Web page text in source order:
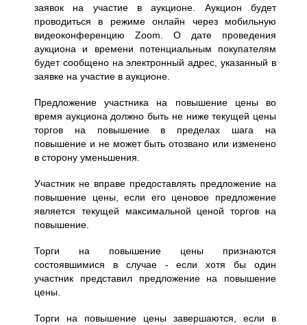
заявок на участие в аукционе. Аукцион будет
проводиться в режиме онлайн через мобильную
видеоконференцию Zoom. О дате проведения
аукциона и времени потенциальным покупателям
будет сообщено на электронный адрес, указанный в
заявке на участие в аукционе.
Предложение участника на повышение цены во
время аукциона должно быть не ниже текущей цены
торгов на повышение в пределах шага на
повышение и не может быть отозвано или изменено
в сторону уменьшения.
Участник не вправе предоставлять предложение на
повышение цены, если его ценовое предложение
является текущей максимальной ценой торгов на
повышение.
Торги на повышение цены признаются
состоявшимися в случае - если хотя бы один
участник представил предложение на повышение
цены.
Торги на повышение цены завершаются, если в